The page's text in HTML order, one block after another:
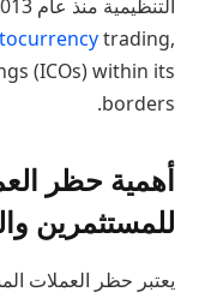
trading,
(ICOs) within its
borders.
أهمية حظر
للمستثمرين
يعتبر حظر العملات